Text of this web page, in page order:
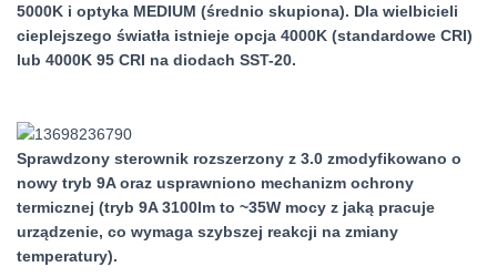
5000K i optyka MEDIUM (średnio skupiona). Dla wielbicieli
cieplejszego światła istnieje opcja 4000K (standardowe CRI)
lub 4000K 95 CRI na diodach SST-20.
Sprawdzony sterownik rozszerzony z 3.0 zmodyfikowano o
nowy tryb 9A oraz usprawniono mechanizm ochrony
termicznej (tryb 9A 3100lm to ~35W mocy z jaką pracuje
urządzenie, co wymaga szybszej reakcji na zmiany
temperatury).